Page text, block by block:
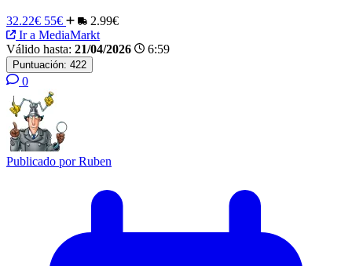
32.22€ 55€
2.99€
Ir a MediaMarkt
Válido hasta: 21/04/2026 6:59
Puntuación: 422
0
Publicado porRuben